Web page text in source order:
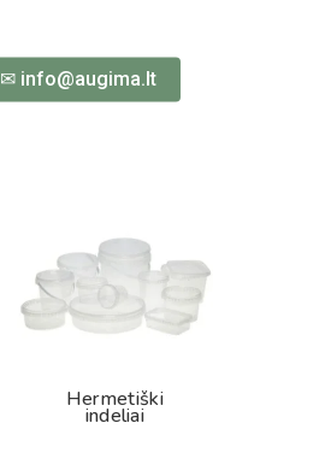
✉ info@augima.lt
Hermetiški
indeliai